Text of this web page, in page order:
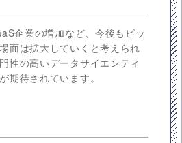
企業の増加など、今後もビッ
面は拡大していくと考えられ
性の高いデータサイエンティ
期待されています。